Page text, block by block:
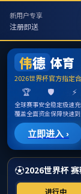
william威廉亚洲
当前位置：学工
招生信息
william威廉亚